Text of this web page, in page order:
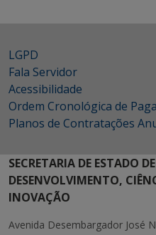
LGPD
Fala Servidor
Acessibilidade
Ordem Cronológica de
Planos de Contratações
SECRETARIA DE ESTADO
DESENVOLVIMENTO,
INOVAÇÃO
Avenida Desembargador José